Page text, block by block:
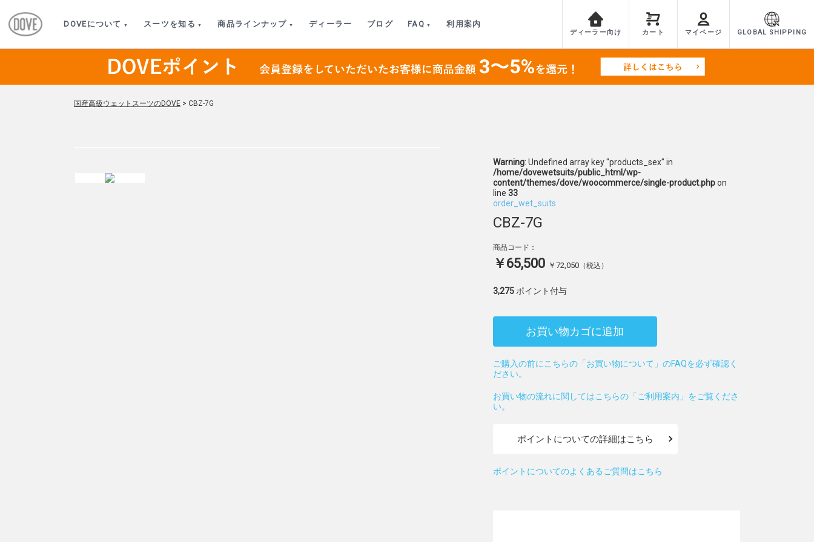
DOVEについて スーツを知る 商品ラインナップ ディーラー ブログ FAQ 利用案内
ディーラー向け カート マイページ GLOBAL SHIPPING
国産高級ウェットスーツのDOVE > CBZ-7G
Warning: Undefined array key "products_sex" in
/home/dovewetsuits/public_html/wp-
content/themes/dove/woocommerce/single-product.phpon
line 33
order_wet_suits
CBZ-7G
商品コード：
￥65,500 ￥72,050 （税込）
3,275 ポイント付与
お買い物カゴに追加
ご購入の前にこちらの「お買い物について」のFAQを必ず確認く
ださい。
お買い物の流れに関してはこちらの「ご利用案内」をご覧くださ
い。
ポイントについての詳細はこちら
ポイントについてのよくあるご質問はこちら